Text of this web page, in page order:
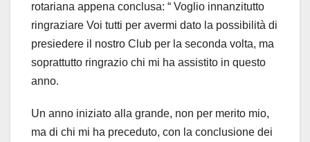
rotariana appena conclusa: “ Voglio innanzitutto
ringraziare Voi tutti per avermi dato la possibilità di
presiedere il nostro Club per la seconda volta, ma
soprattutto ringrazio chi mi ha assistito in questo
anno.
Un anno iniziato alla grande, non per merito mio,
ma di chi mi ha preceduto, con la conclusione dei